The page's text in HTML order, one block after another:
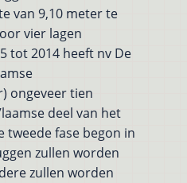
van 9,10 meter te
vier lagen
tot 2014 heeft nv De
ongeveer tien
deel van het
tweede fase begon in
zullen worden
zullen worden